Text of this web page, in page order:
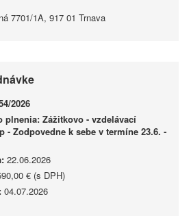
7701/1A, 917 01 Trnava
2026
plnenia: Zážitkovo - vzdelávací
- Zodpovedne k sebe v termíne 23.6. -
22.06.2026
€ (s DPH)
04.07.2026